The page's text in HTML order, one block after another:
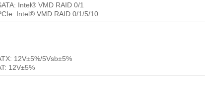
Intel® VMD RAID 0/1
Intel® VMD RAID 0/1/5/10
12V±5%/5Vsb±5%
12V±5%